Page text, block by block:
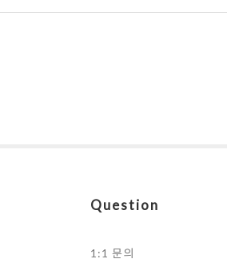
Question
1:1 문의